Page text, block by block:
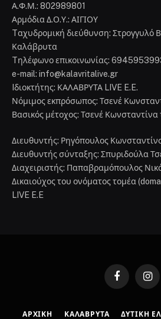
Α.Φ.Μ.: 802989801
Αρμόδια Δ.Ο.Υ.: ΑΙΓΙΟΥ
Tαχυδρομική διεύθυνση: Στρογγυλό
Καλάβρυτα
Tηλέφωνο επικοινωνίας:
e-mail: info@kalavritalive.gr
Iδιοκτήτης: ΚΑΛΑΒΡΥΤΑ LIVE E.E.
Νόμιμος εκπρόσωπος: Τσενέ
Βασικός μέτοχος: Τσενέ
Διευθυντής: Ρηγόπουλος
Διευθυντής σύνταξης: Σπυριδούλα
Διαχειριστής: Παπαβραμόπουλος
Δικαιούχος του ονόματος τομέα
LIVE E.E
Facebook
ΑΡΧΙΚΉ ΚΑΛΆΒΡΥΤΑ ΔΥΤΙΚΉ